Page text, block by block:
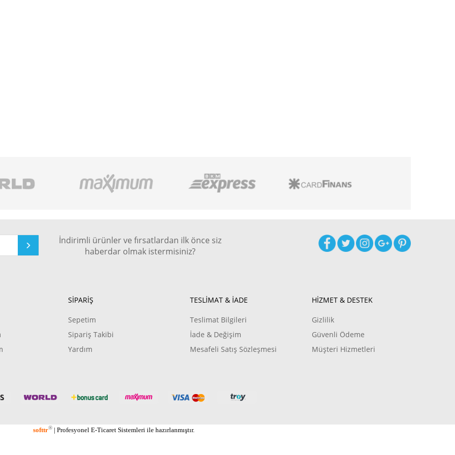
İndirimli ürünler ve fırsatlardan ilk önce siz
haberdar olmak istermisiniz?
SİPARİŞ
Sepetim
Sipariş Takibi
Yardım
TESLİMAT & İADE
Teslimat Bilgileri
İade & Değişim
Mesafeli Satış Sözleşmesi
HİZMET & DESTEK
Gizlilik
Güvenli Ödeme
Müşteri Hizmetleri
softtr® | Profesyonel E-Ticaret Sistemleri ile hazırlanmıştır.